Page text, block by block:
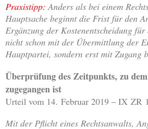
Praxistipp: Anders als bei einem
Hauptsache beginnt die Frist für den
Ergänzung der Kostenentscheidung
nicht schon mit der Übermittlung der
Hauptpartei, sondern erst mit Zugang
Überprüfung des Zeitpunkts, zu
zugegangen ist
Urteil vom 14. Februar 2019 – IX ZR
Mit der Pflicht eines Rechtsanwalts,